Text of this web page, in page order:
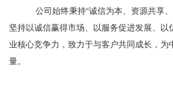
公司始终秉持“诚信为本、资源共享
坚持以诚信赢得市场、以服务促进发展、以
业核心竞争力，致力于与客户共同成长，为
量。